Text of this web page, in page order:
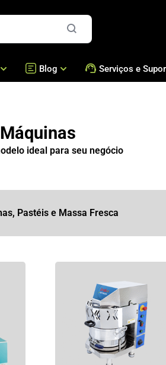
Masseiras Cozedoras
Bralyxpedia
Blog
Perguntas
Serviços e
Máquinas
ideal para seu negócio
Pastéis e Massa Fresca